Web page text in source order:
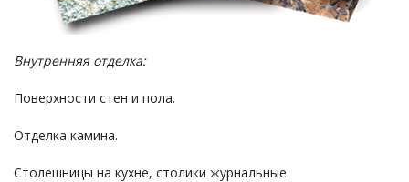
Внутренняя отделка:
Поверхности стен и пола.
Отделка камина.
Столешницы на кухне, столики журнальные.